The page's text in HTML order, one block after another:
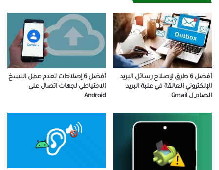
أفضل 6 طرق لإصلاح رسائل البريد
الإلكتروني العالقة في علبة البريد
الصادر ل Gmail
أفضل 6 إصلاحات لعدم عمل النسخ
الاحتياطي لجهات اتصال على
Android